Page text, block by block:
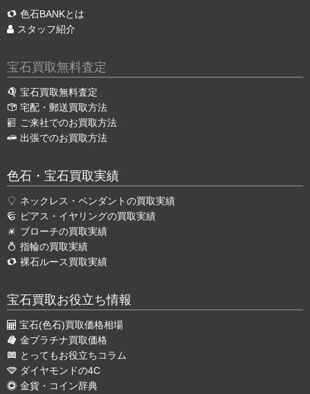
色石BANKとは
スタッフ紹介
宝石買取無料査定
宝石買取無料査定
宅配・郵送買取方法
ご来社でのお買取方法
出張でのお買取方法
色石・宝石買取実績
ネックレス・ペンダントの買取実績
ピアス・イヤリングの買取実績
ブローチの買取実績
指輪の買取実績
裸石ルース買取実績
宝石買取お役立ち情報
宝石(色石)買取価格相場
金プラチナ買取価格
とってもお役立ちコラム
ダイヤモンドの4C
金貨・コイン辞典